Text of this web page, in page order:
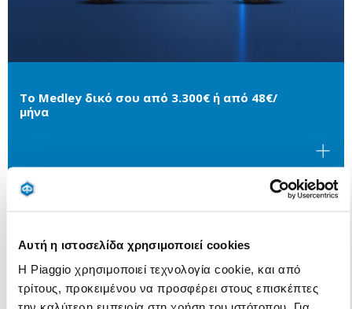
Αυτή η ιστοσελίδα χρησιμοποιεί cookies
Η Piaggio χρησιμοποιεί τεχνολογία cookie, και από
τρίτους, προκειμένου να προσφέρει στους επισκέπτες
Το Medley δικό σου από 3.300€ ή από 48€/
μήνα